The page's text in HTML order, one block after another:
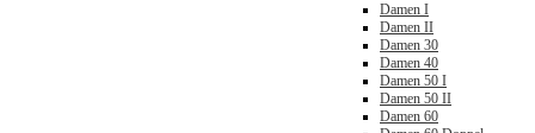
Damen I
Damen II
Damen 30
Damen 40
Damen 50 I
Damen 50 II
Damen 60